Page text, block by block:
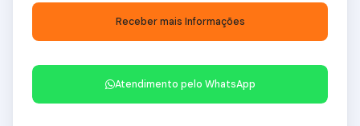
Atendimento pelo WhatsApp